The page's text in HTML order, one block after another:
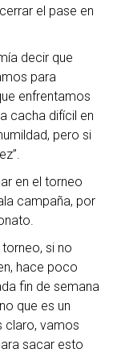
el pase en
decir que
para
enfrentamos
cacha difícil en
pero si
en el torneo
campaña, por
si no
hace poco
fin de semana
que es un
claro, vamos
sacar esto